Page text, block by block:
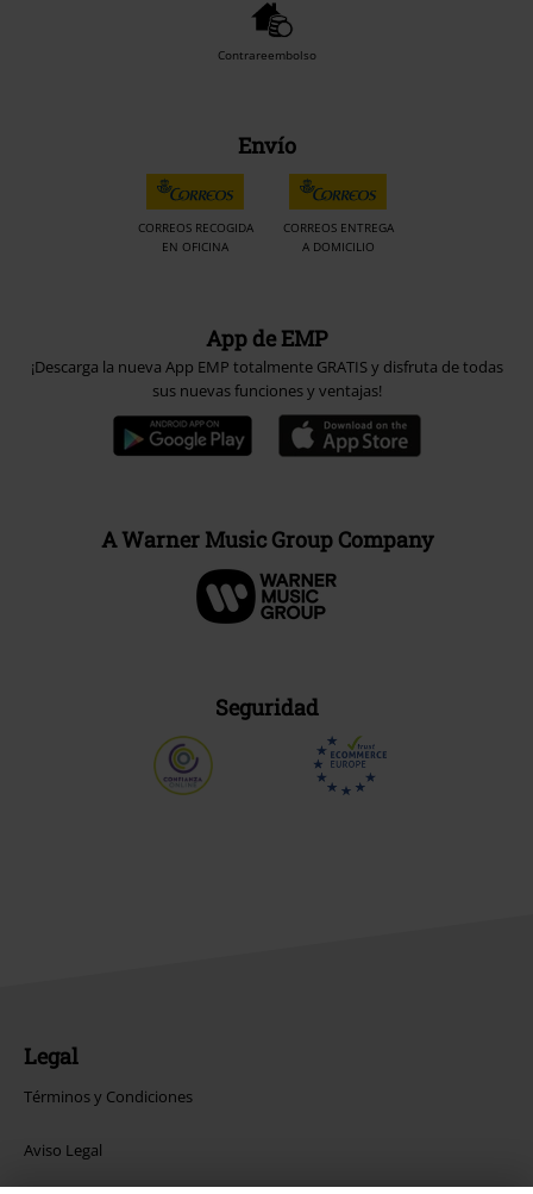
Contrareembolso
Envío
CORREOS RECOGIDA
EN OFICINA
CORREOS ENTREGA
A DOMICILIO
App de EMP
¡Descarga la nueva App EMP totalmente GRATIS y disfruta de todas
sus nuevas funciones y ventajas!
A Warner Music Group Company
Seguridad
Legal
Términos y Condiciones
Aviso Legal